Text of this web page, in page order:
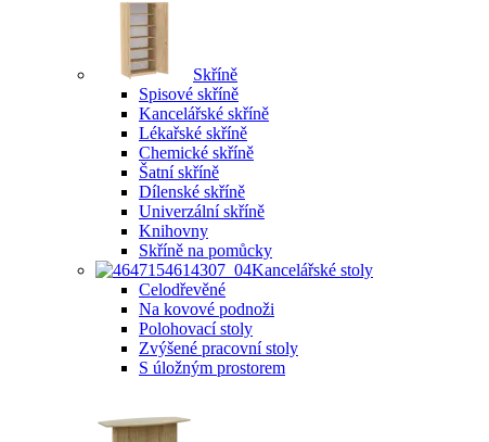
Skříně
Spisové skříně
Kancelářské skříně
Lékařské skříně
Chemické skříně
Šatní skříně
Dílenské skříně
Univerzální skříně
Knihovny
Skříně na pomůcky
Kancelářské stoly
Celodřevěné
Na kovové podnoži
Polohovací stoly
Zvýšené pracovní stoly
S úložným prostorem